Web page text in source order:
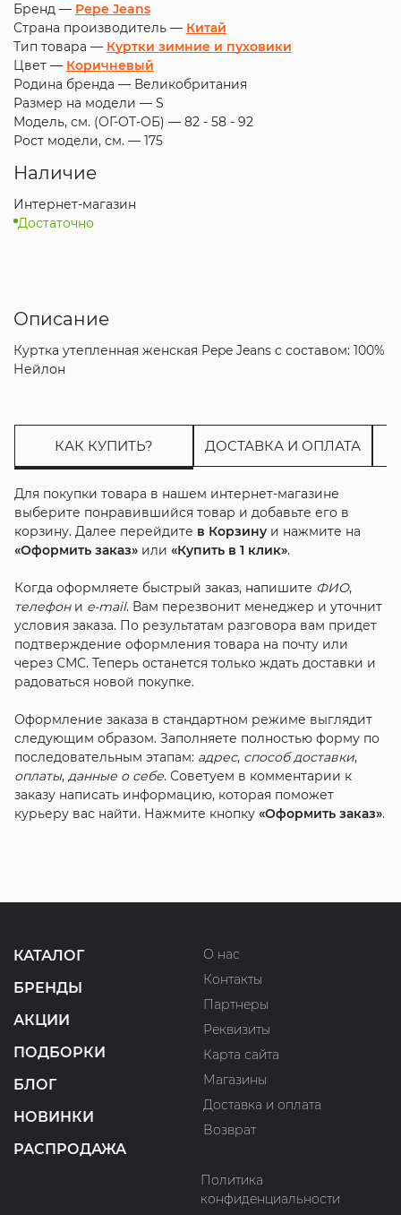
Бренд — Pepe Jeans
Страна производитель — Китай
Тип товара — Куртки зимние и пуховики
Цвет — Коричневый
Родина бренда — Великобритания
Размер на модели — S
Модель, см. (ОГ-ОТ-ОБ) — 82 - 58 - 92
Рост модели, см. — 175
Наличие
Интернет-магазин
Достаточно
Описание
Куртка утепленная женская Pepe Jeans с составом: 100%
Нейлон
КАК КУПИТЬ? ДОСТАВКА И ОПЛАТА
Для покупки товара в нашем интернет-магазине
выберите понравившийся товар и добавьте его в
корзину. Далее перейдите в Корзинуи нажмите на
«Оформить заказ»или «Купить в 1 клик».
Когда оформляете быстрый заказ, напишите ФИО,
телефони e-mail. Вам перезвонит менеджер и уточнит
условия заказа. По результатам разговора вам придет
подтверждение оформления товара на почту или
через СМС. Теперь останется только ждать доставки и
радоваться новой покупке.
Оформление заказа в стандартном режиме выглядит
следующим образом. Заполняете полностью форму по
последовательным этапам: адрес, способ доставки,
оплаты, данные о себе. Советуем в комментарии к
заказу написать информацию, которая поможет
курьеру вас найти. Нажмите кнопку «Оформить заказ».
КАТАЛОГ
БРЕНДЫ
АКЦИИ
ПОДБОРКИ
БЛОГ
НОВИНКИ
РАСПРОДАЖА
О нас
Контакты
Партнеры
Реквизиты
Карта сайта
Магазины
Доставка и оплата
Возврат
Политика
конфиденциальности